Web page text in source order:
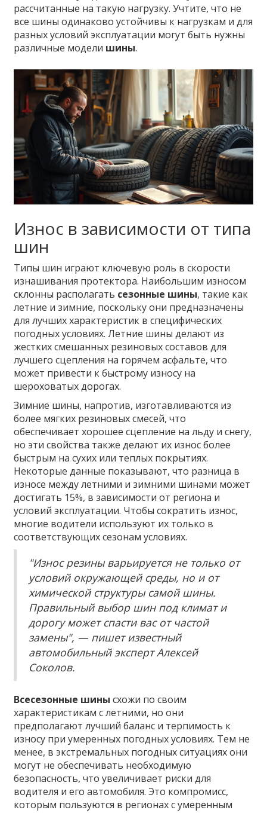
рассчитанные на такую нагрузку. Учтите, что не
все шины одинаково устойчивы к нагрузкам и для
разных условий эксплуатации могут быть нужны
различные модели шины.
Износ в зависимости от типа
шин
Типы шин играют ключевую роль в скорости
изнашивания протектора. Наибольшим износом
склонны располагать сезонные шины, такие как
летние и зимние, поскольку они предназначены
для лучших характеристик в специфических
погодных условиях. Летние шины делают из
жестких смешанных резиновых составов для
лучшего сцепления на горячем асфальте, что
может привести к быстрому износу на
шероховатых дорогах.
Зимние шины, напротив, изготавливаются из
более мягких резиновых смесей, что
обеспечивает хорошее сцепление на льду и снегу,
но эти свойства также делают их износ более
быстрым на сухих или теплых покрытиях.
Некоторые данные показывают, что разница в
износе между летними и зимними шинами может
достигать 15%, в зависимости от региона и
условий эксплуатации. Чтобы сократить износ,
многие водители используют их только в
соответствующих сезонам условиях.
"Износ резины варьируется не только от
условий окружающей среды, но и от
химической структуры самой шины.
Правильный выбор шин под климат и
дорогу может спасти вас от частой
замены", — пишет известный
автомобильный эксперт Алексей
Соколов.
Всесезонные шины схожи по своим
характеристикам с летними, но они
предполагают лучший баланс и терпимость к
износу при умеренных погодных условиях. Тем не
менее, в экстремальных погодных ситуациях они
могут не обеспечивать необходимую
безопасность, что увеличивает риски для
водителя и его автомобиля. Это компромисс,
которым пользуются в регионах с умеренным